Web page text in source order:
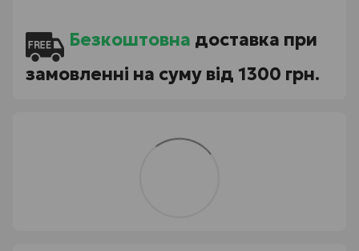
Безкоштовна доставка при
замовленні на суму від 1300 грн.